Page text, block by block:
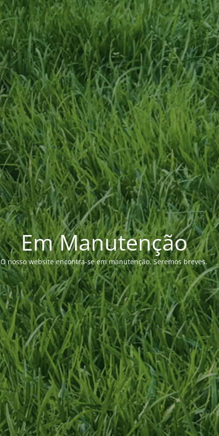
Em Manutenção
O nosso website encontra-se em manutenção. Seremos breves.